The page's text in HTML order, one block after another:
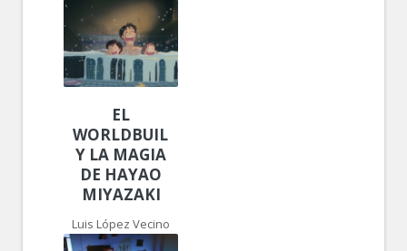
EL
WORLDBUILDING
Y LA MAGIA
DE HAYAO
MIYAZAKI
Luis López Vecino